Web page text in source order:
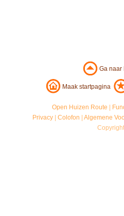
Ga
Maak startpagina
Open Huizen Route
Privacy |Colofon |Algemene